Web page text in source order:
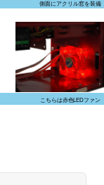
側面にアクリル窓を装備
こちらは赤色LEDファン